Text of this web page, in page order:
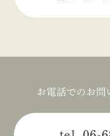
2024年10月 (1)
2024年06月 (1)
2024年04月 (3)
お電話でのお問